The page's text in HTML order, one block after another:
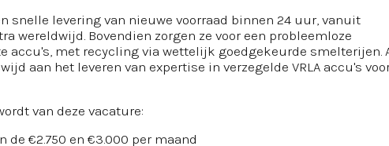
snelle levering van nieuwe voorraad binnen 24 uur, vanuit
wereldwijd. Bovendien zorgen ze voor een probleemloze
accu's, met recycling via wettelijk goedgekeurde smelterijen.
aan het leveren van expertise in verzegelde VRLA accu's
van deze vacature:
de €2.750 en €3.000 per maand